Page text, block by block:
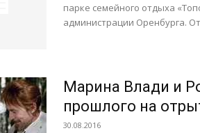
парке семейного отдыха
администрации Оренбурга.
Марина Влади и
прошлого на
30.08.2016